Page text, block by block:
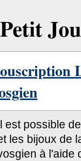
est possible
les bijoux de
à l'aide